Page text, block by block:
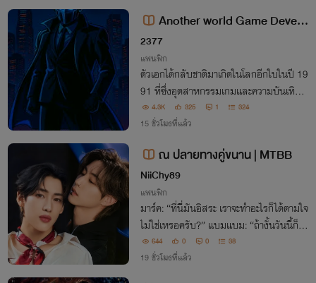
Another world Game Develo
pers in Japan's 1991 [นิยายแปล]
2377
แฟนฟิก
ตัวเอกได้กลับชาติมาเกิดในโลกอีกใบในปี 19
91 ที่ซึ่งอุตสาหกรรมเกมและความบันเทิงเป็
นเหมือนช่วงต้นยุค 1980
4.3K 325 1 324
15 ชั่วโมงที่แล้ว
ณ ปลายทางคู่ขนาน | MTBB
NiiChy89
แฟนฟิก
มาร์ค: “ที่นี่มันอิสระ เราจะทำอะไรก็ได้ตามใจ
ไม่ใช่เหรอครับ?” แบมแบม: “ถ้างั้นวันนี้ก็จะ
เป็นวันสุดท้ายที่คุณจะได้สัมผัสกับคำว่าอิสร
ะ เพราะผมจะทำให้ต่อจากนี้ คุณต้องรอผม ม
644 0 0 38
19 ชั่วโมงที่แล้ว